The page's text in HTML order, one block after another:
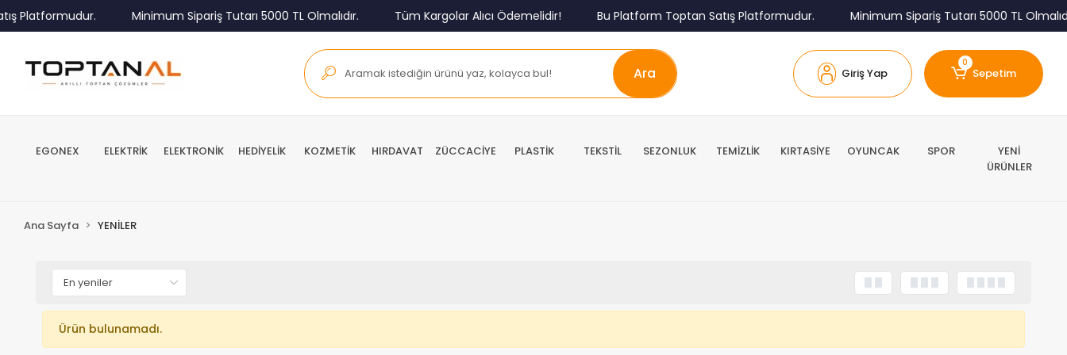
Platformudur. Minimum Sipariş Tutarı 5000 TL Olmalıdır. Tüm Kargolar Alıcı Ödemelidir! Bu Platform Toptan Satış Platformudur. Minimum Sipariş Tutarı 5000 TL
Ara Giriş Yap
0
Sepetim
EGONEX ELEKTRİK ELEKTRONİK HEDİYELİK KOZMETİK HIRDAVAT ZÜCCACİYE PLASTİK TEKSTİL SEZONLUK TEMİZLİK KIRTASİYE OYUNCAK SPOR
YENİ
ÜRÜNLER
Ana Sayfa YENİLER
Ürün bulunamadı.